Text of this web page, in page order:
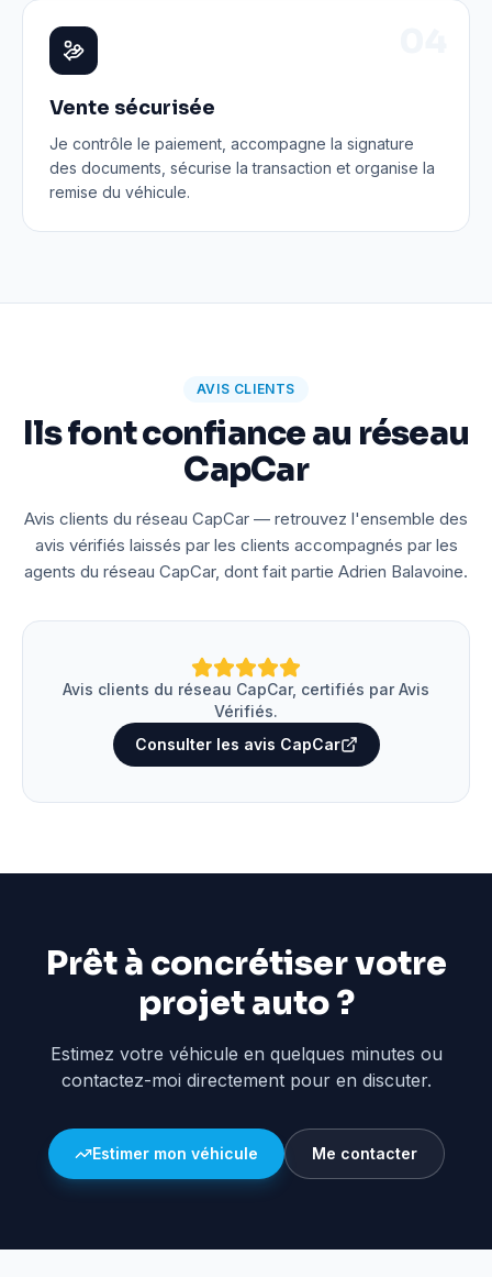
Vente sécurisée
Je contrôle le paiement, accompagne la signature
des documents, sécurise la transaction et organise la
remise du véhicule.
AVIS CLIENTS
Ils font confiance au réseau
CapCar
Avis clients du réseau CapCar — retrouvez l'ensemble des
avis vérifiés laissés par les clients accompagnés par les
agents du réseau CapCar, dont fait partie Adrien Balavoine.
Avis clients du réseau CapCar, certifiés par Avis
Vérifiés.
Consulter les avis CapCar
Prêt à concrétiser votre
projet auto ?
Estimez votre véhicule en quelques minutes ou
contactez-moi directement pour en discuter.
Estimer mon véhicule Me contacter